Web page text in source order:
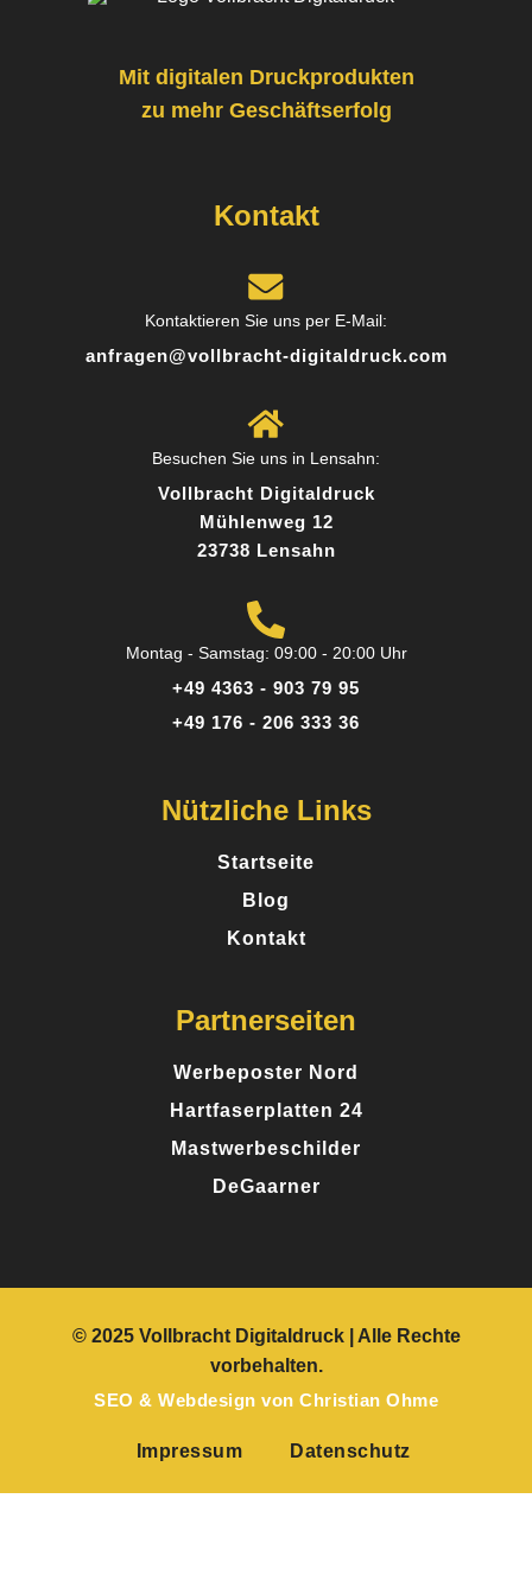
Markus R.
Schnell, zuverlässig und top Qualität! Ich habe
Flyer und Visitenkarten im Digitaldruck bestellt –
und die Lieferung kam schon am nächsten Tag.
Google
Mit digitalen Druckprodukten
zu mehr Geschäftserfolg
Kontakt
Kontaktieren Sie uns per E-Mail:
anfragen@vollbracht-digitaldruck.com
Besuchen Sie uns in Lensahn:
Vollbracht Digitaldruck
Mühlenweg 12
23738 Lensahn
Montag - Samstag: 09:00 - 20:00 Uhr
+49 4363 - 903 79 95
+49 176 - 206 333 36
Nützliche Links
Startseite
Blog
Kontakt
Partnerseiten
Werbeposter Nord
Hartfaserplatten 24
Mastwerbeschilder
DeGaarner
© 2025 Vollbracht Digitaldruck| Alle Rechte
vorbehalten.
SEO & Webdesign von Christian Ohme
Impressum Datenschutz